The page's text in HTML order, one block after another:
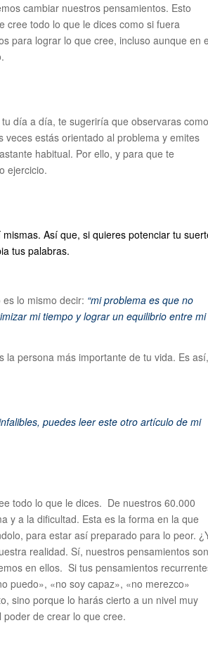
cambiar nuestros pensamientos. Esto
cree todo lo que le dices como si fuera
para lograr lo que cree, incluso aunque en
día a día, te sugeriría que observaras como
estás orientado al problema y emites
habitual. Por ello, y para que te
ejercicio.
Así que, si quieres potenciar tu
tus palabras.
lo mismo decir: “mi problema es que no
mi tiempo y lograr un equilibrio entre mi
persona más importante de tu vida. Es así,
puedes leer este otro artículo de mi
todo lo que le dices. De nuestros 60.000
y a la dificultad. Esta es la forma en la que
para estar así preparado para lo peor.
realidad. Sí, nuestros pensamientos son
en ellos. Si tus pensamientos
puedo», «no soy capaz», «no merezco»
sino porque lo harás cierto a un nivel muy
de crear lo que cree.